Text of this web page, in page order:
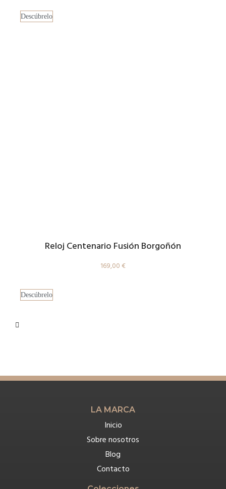
Descúbrelo
Reloj Centenario Fusión Borgoñón
169,00 €
Descúbrelo
LA MARCA
Inicio
Sobre nosotros
Blog
Contacto